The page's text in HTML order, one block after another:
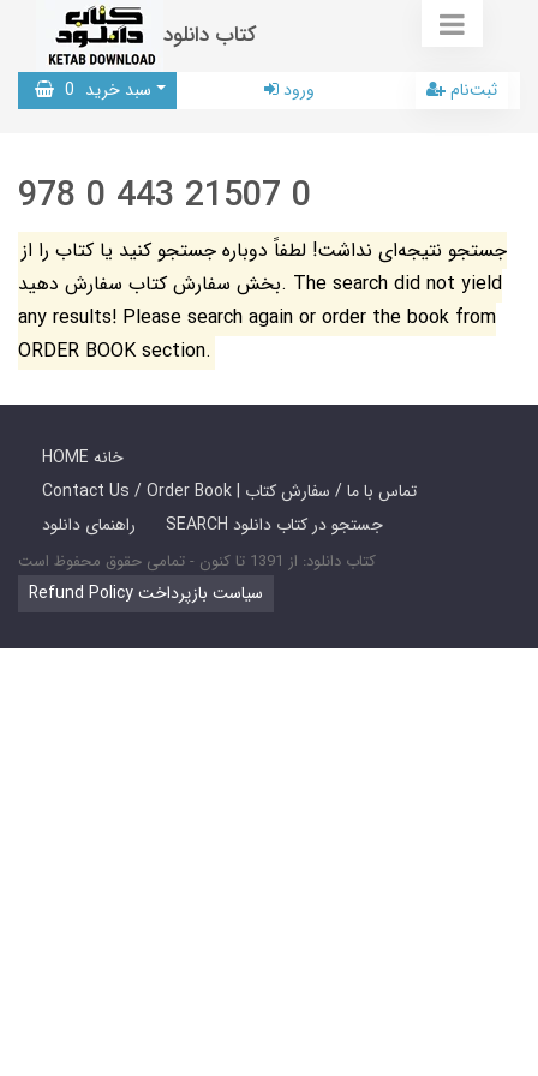
کتاب دانلود
سبد خرید 0 ورود ثبت‌نام
978 0 443 21507 0
جستجو نتیجه‌ای نداشت! لطفاً دوباره جستجو کنید یا کتاب را از
بخش سفارش کتاب سفارش دهید. The search did not yield
any results! Please search again or order the book from
ORDER BOOK section.
HOME خانه
Contact Us / Order Book | تماس با ما / سفارش کتاب
راهنمای دانلود
SEARCH جستجو در کتاب دانلود
کتاب دانلود: از 1391 تا کنون - تمامی حقوق محفوظ است
Refund Policy سیاست بازپرداخت